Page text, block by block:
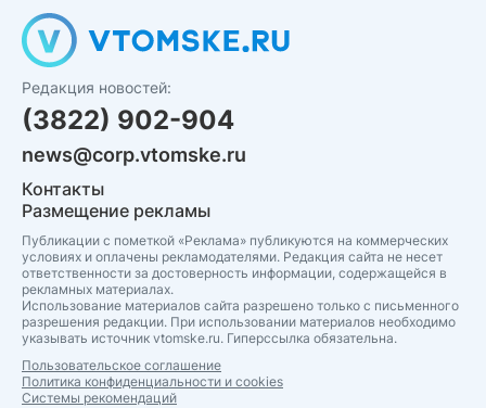
Редакция новостей:
(3822) 902-904
news@corp.vtomske.ru
Контакты
Размещение рекламы
Публикации с пометкой «Реклама» публикуются на коммерческих
условиях и оплачены рекламодателями. Редакция сайта не несет
ответственности за достоверность информации, содержащейся в
рекламных материалах.
Использование материалов сайта разрешено только с письменного
разрешения редакции. При использовании материалов необходимо
указывать источник vtomske.ru. Гиперссылка обязательна.
Пользовательское соглашение
Политика конфиденциальности и cookies
Системы рекомендаций